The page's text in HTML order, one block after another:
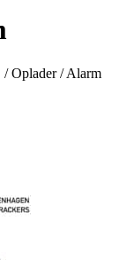
/ Oplader / Alarm